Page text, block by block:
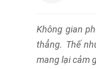
Không gian
thẳng. Thế
mang lại cảm